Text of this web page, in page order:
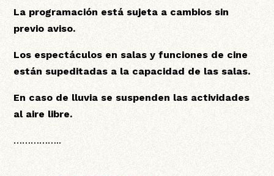
La programación está sujeta a cambios sin
previo aviso.
Los espectáculos en salas y funciones de cine
están supeditadas a la capacidad de las salas.
En caso de lluvia se suspenden las actividades
al aire libre.
……………..